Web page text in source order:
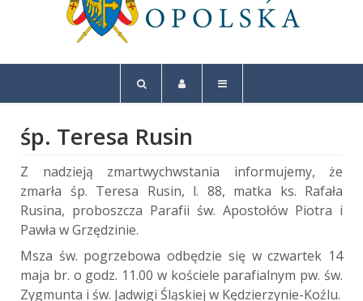
śp. Teresa Rusin
Z nadzieją zmartwychwstania informujemy, że
zmarła śp. Teresa Rusin, l. 88, matka ks. Rafała
Rusina, proboszcza Parafii św. Apostołów Piotra i
Pawła w Grzędzinie.
Msza św. pogrzebowa odbędzie się w czwartek 14
maja br. o godz. 11.00 w kościele parafialnym pw. św.
Zygmunta i św. Jadwigi Śląskiej w Kędzierzynie-Koźlu.